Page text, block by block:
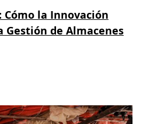
Cómo la Innovación
de Almacenes